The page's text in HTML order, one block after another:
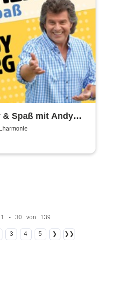
& Spaß mit Andy
1 - 30 von 139
3 4 5 ❯ ❯❯